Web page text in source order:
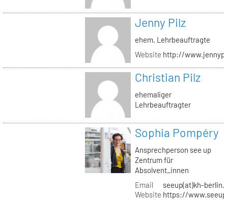
Jenny Pilz
ehem. Lehrbeauftragte
Website http://
Christian Pilz
ehemaliger
Lehrbeauftragter
Sophia Pompéry
Ansprechperson see up
Zentrum für
Absolvent_innen
Email
seeup(at)kh-
Website https://